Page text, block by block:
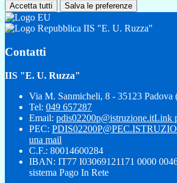
Accetta tutti Salva le preferenze
IIS "E. U. Ruzza"
Contatti
IIS "E. U. Ruzza"
Via M. Sanmicheli, 8 - 35123 Padova
Tel: 049 657287
Email: pdis02200p@istruzione.itLink
PEC:
una mail
C.F.: 80014600284
IBAN: IT77 I03069121171 0000
sistema Pago In Rete